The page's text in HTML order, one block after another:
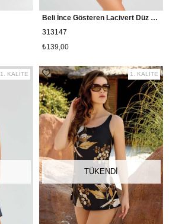
Beli İnce Gösteren Lacivert Düz Etekli Mayo 313147
313147
₺139,00
1. KALİTE
TÜKENDI
1. KALİTE